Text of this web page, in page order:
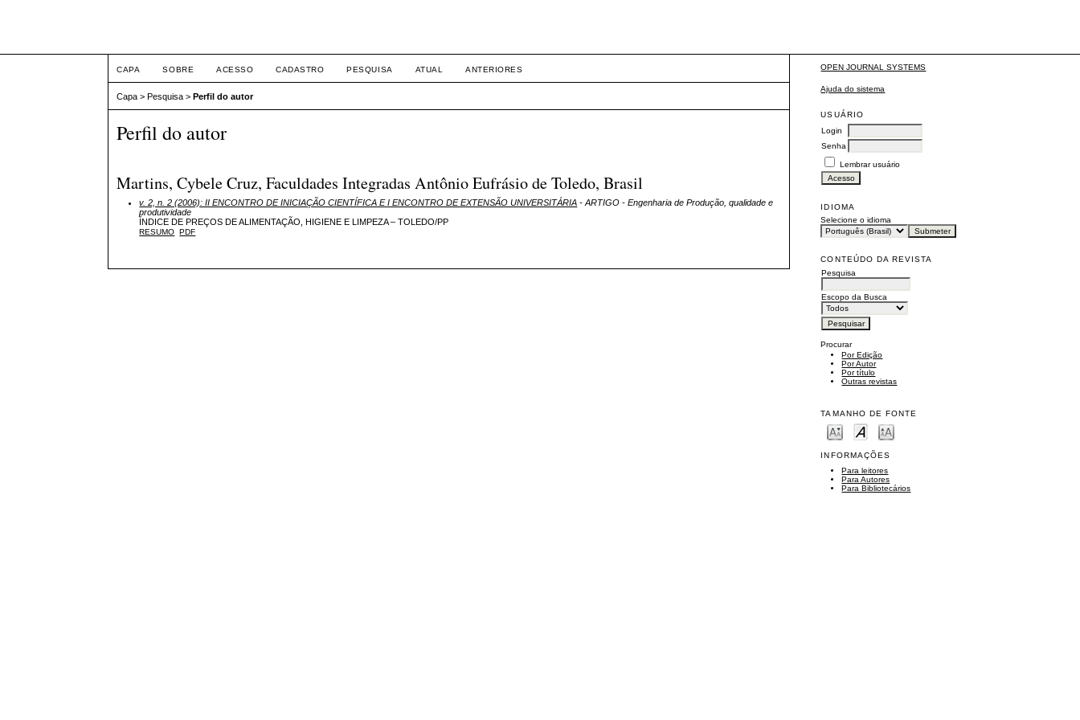
OPEN JOURNAL SYSTEMS
Ajuda do sistema
USUÁRIO
Login
Senha
Lembrar usuário
IDIOMA
Selecione o idioma
CONTEÚDO DA REVISTA
Pesquisa
Escopo da Busca
Procurar
Por Edição
Por Autor
Por título
Outras revistas
TAMANHO DE FONTE
INFORMAÇÕES
Para leitores
Para Autores
Para Bibliotecários
CAPA SOBRE ACESSO CADASTRO PESQUISA ATUAL ANTERIORES
Capa >Pesquisa >Perfil do autor
Perfil do autor
Martins, Cybele Cruz, Faculdades Integradas Antônio Eufrásio de Toledo, Brasil
v. 2, n. 2 (2006): II ENCONTRO DE INICIAÇÃO CIENTÍFICA E I ENCONTRO DE EXTENSÃO UNIVERSITÁRIA - ARTIGO - Engenharia de Produção, qualidade e
produtividade
ÍNDICE DE PREÇOS DE ALIMENTAÇÃO, HIGIENE E LIMPEZA – TOLEDO/PP
RESUMO PDF